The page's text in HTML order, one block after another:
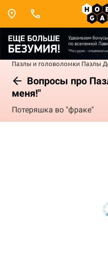
Пазлы и головоломки Пазлы
Вопросы про
меня!"
Потеряшка во "фраке"